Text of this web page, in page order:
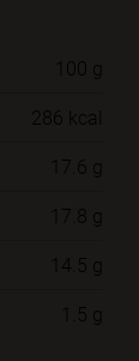
100 g
286 kcal
17.6 g
17.8 g
14.5 g
1.5 g